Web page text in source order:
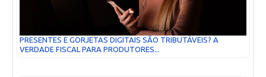
PRESENTES E GORJETAS DIGITAIS SÃO TRIBUTÁVEIS? A
VERDADE FISCAL PARA PRODUTORES...